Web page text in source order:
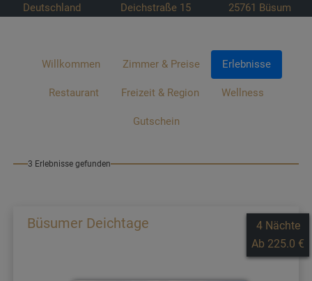
Deutschland Deichstraße 15 25761 Büsum
Willkommen Zimmer & Preise Erlebnisse
Restaurant Freizeit & Region Wellness
Gutschein
3 Erlebnisse gefunden
Büsumer Deichtage
4 Nächte
Ab 225.0 €